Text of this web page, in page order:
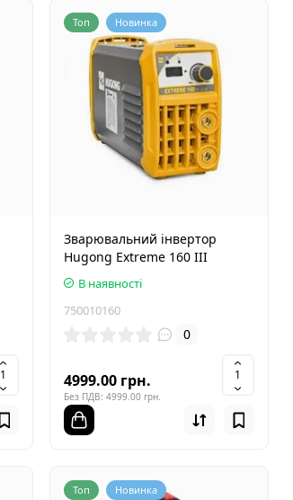
Топ Новинка
Зварювальний інвертор
Hugong Extreme 160 III
В наявності
750010160
0
4999.00 грн.
Без ПДВ: 4999.00 грн.
Топ Новинка